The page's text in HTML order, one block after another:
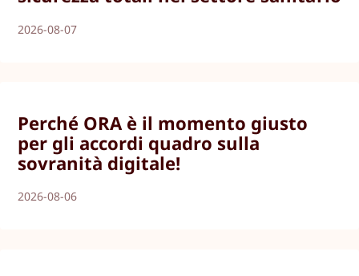
2026-08-07
Perché ORA è il momento giusto
per gli accordi quadro sulla
sovranità digitale!
2026-08-06